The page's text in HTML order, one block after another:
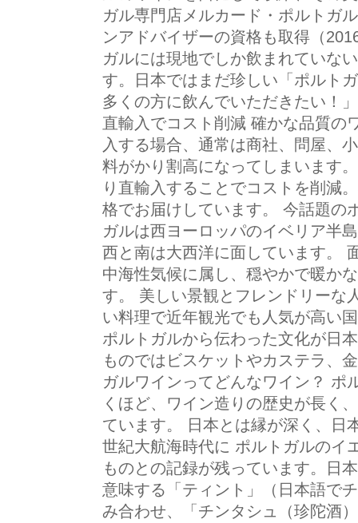
ガル専門店メルカード・ポルトガ
ンアドバイザーの資格も取得（
ガルには現地でしか飲まれていな
す。日本ではまだ珍しい「ポルト
多くの方に飲んでいただきたい！
直輸入でコスト削減 確かな品質の
入する場合、通常は商社、問屋、
料がかり割高になってしまいます
り直輸入することでコストを削減
格でお届けしています。 今話題の
ガルは西ヨーロッパのイベリア半
西と南は大西洋に面しています。
中海性気候に属し、穏やかで暖か
す。 美しい景観とフレンドリーな
い料理で近年観光でも人気が高い
ポルトガルから伝わった文化が日
ものではビスケットやカステラ、
ガルワインってどんなワイン？ ポ
くほど、ワイン造りの歴史が長く
ています。 日本とは縁が深く、日
世紀大航海時代に ポルトガルのイ
ものとの記録が残っています。日
意味する「ティント」（日本語で
み合わせ、「チンタシュ（珍陀酒